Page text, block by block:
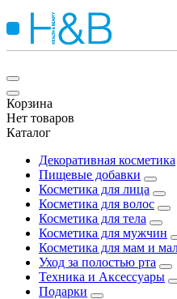
Корзина
Нет товаров
Каталог
Декоративная косметика
Пищевые добавки
Косметика для лица
Косметика для волос
Косметика для тела
Косметика для мужчин
Косметика для мам и
Уход за полостью рта
Техника и Аксессуары
Подарки